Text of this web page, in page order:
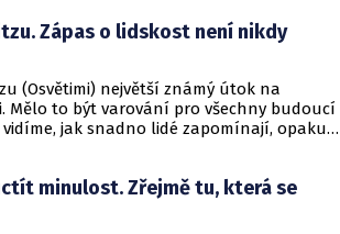
Zápas o lidskost není nikdy
(Osvětimi) největší známý útok na
to být varování pro všechny budoucí
jak snadno lidé zapomínají, opakují
souhlasu těch, kteří se raději dívají
minulost. Zřejmě tu, která se